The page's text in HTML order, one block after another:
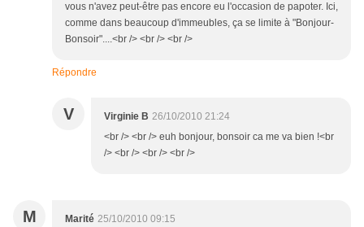
vous n'avez peut-être pas encore eu l'occasion de papoter. Ici,
comme dans beaucoup d'immeubles, ça se limite à "Bonjour-
Bonsoir"....<br /> <br /> <br />
Répondre
V Virginie B 26/10/2010 21:24
<br /> <br /> euh bonjour, bonsoir ca me va bien !<br
/> <br /> <br /> <br />
M Marité 25/10/2010 09:15